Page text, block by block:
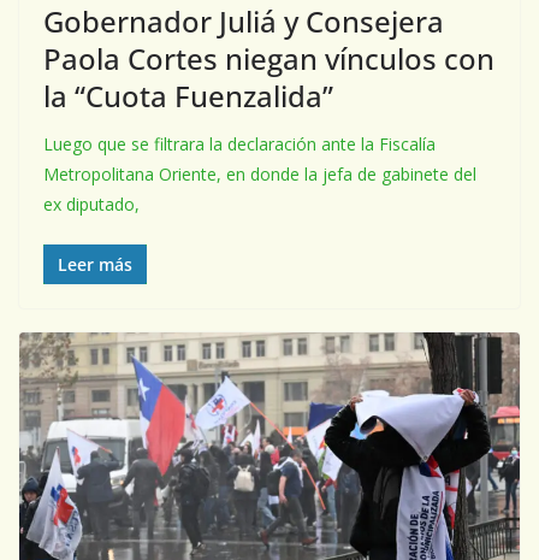
Gobernador Juliá y Consejera
Paola Cortes niegan vínculos con
la “Cuota Fuenzalida”
Luego que se filtrara la declaración ante la Fiscalía
Metropolitana Oriente, en donde la jefa de gabinete del
ex diputado,
Leer más